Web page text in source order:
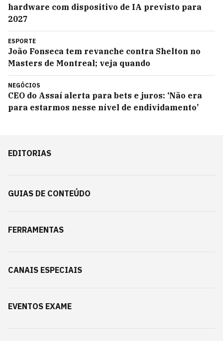
hardware com dispositivo de IA previsto para
2027
ESPORTE
João Fonseca tem revanche contra Shelton no
Masters de Montreal; veja quando
NEGÓCIOS
CEO do Assaí alerta para bets e juros: ‘Não era
para estarmos nesse nível de endividamento’
EDITORIAS
GUIAS DE CONTEÚDO
FERRAMENTAS
CANAIS ESPECIAIS
EVENTOS EXAME